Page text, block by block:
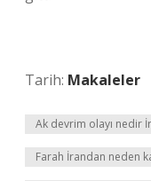
Tarih: Makaleler
Ak devrim olayı nedir
Farah İrandan neden